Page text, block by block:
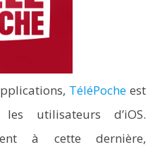
TéléPocheest
utilisateurs d’iOS.
à cette dernière,